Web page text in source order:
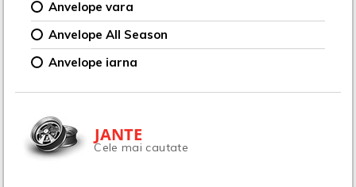
Anvelope vara
Anvelope All Season
Anvelope iarna
JANTE
Cele mai cautate